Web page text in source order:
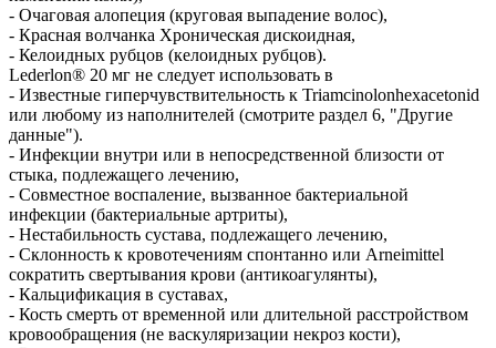
- Очаговая алопеция (круговая выпадение волос),
- Красная волчанка Хроническая дискоидная,
- Келоидных рубцов (келоидных рубцов).
Lederlon® 20 мг не следует использовать в
- Известные гиперчувствительность к Triamcinolonhexacetonid
или любому из наполнителей (смотрите раздел 6, "Другие
данные").
- Инфекции внутри или в непосредственной близости от
стыка, подлежащего лечению,
- Совместное воспаление, вызванное бактериальной
инфекции (бактериальные артриты),
- Нестабильность сустава, подлежащего лечению,
- Склонность к кровотечениям спонтанно или Arneimittel
сократить свертывания крови (антикоагулянты),
- Кальцификация в суставах,
- Кость смерть от временной или длительной расстройством
кровообращения (не васкуляризации некроз кости),